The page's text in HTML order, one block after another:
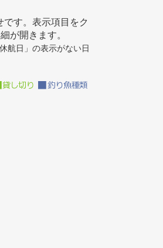
す。表示項目をク
が開きます。
航日」の表示がない日